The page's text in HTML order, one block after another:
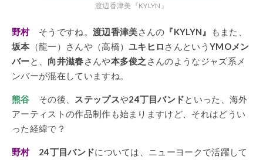
渡辺香津美『KYLYN』
野村 そうですね。 渡辺香津美さんの 『KYLYN』
もまた、
坂本（龍一）さんや（高橋）ユキヒロ さんというYMOメン
バーと、 向井滋春さんや本多俊之 さんのようなジャズ系メ
ンバーが混在していますね。
熊谷 その後、 ステップスや24丁目バンドといった、海外
アーティストの作品制作も始まりますけど、それはどうい
った経緯で？
野村 24丁目バンドについては、ニューヨークで活躍して